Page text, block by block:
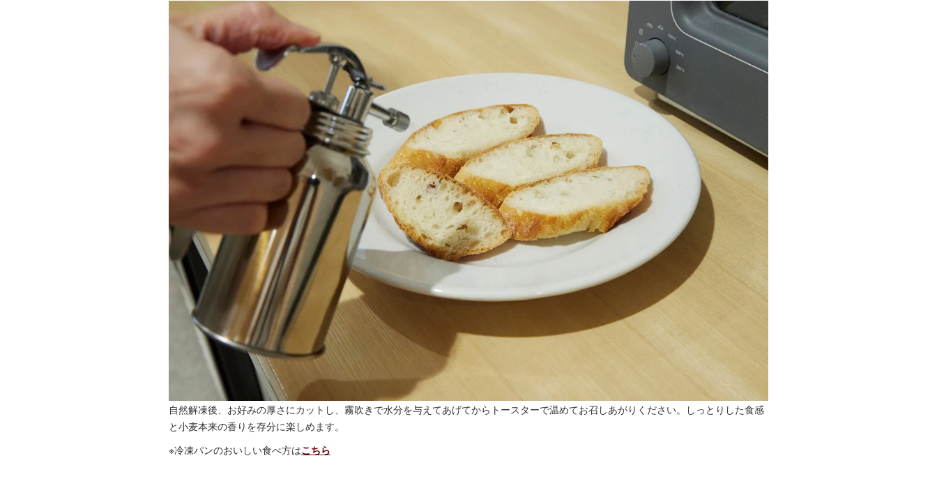
自然解凍後、お好みの厚さにカットし、霧吹きで水分を与えてあげてからトースターで温めてお召しあがりください。しっとりした食感
と小麦本来の香りを存分に楽しめます。
※冷凍パンのおいしい食べ方はこちら